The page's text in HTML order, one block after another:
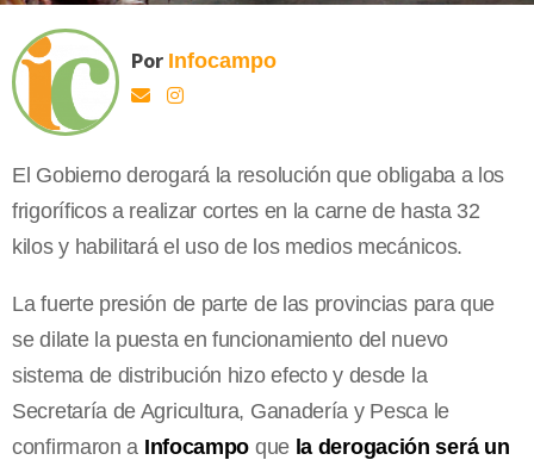
Por Infocampo
El Gobierno derogará la resolución que obligaba a los
frigoríficos a realizar cortes en la carne de hasta 32
kilos y habilitará el uso de los medios mecánicos.
La fuerte presión de parte de las provincias para que
se dilate la puesta en funcionamiento del nuevo
sistema de distribución hizo efecto y desde la
Secretaría de Agricultura, Ganadería y Pesca le
confirmaron a Infocampo que la derogación será un